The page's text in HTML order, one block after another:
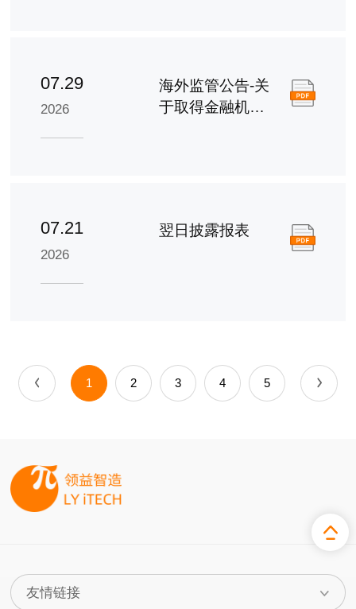
07.29
2026
海外监管公告-关
于取得金融机构
07.21
2026
翌日披露报表
1 2 3 4 5